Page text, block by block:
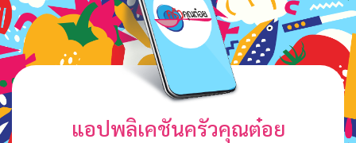
แอปพลิเคชันครัวคุณต๋อย